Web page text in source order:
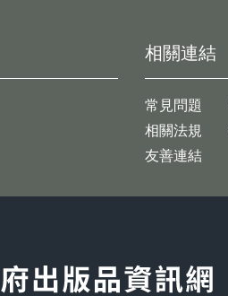
相關連結
常見問題
相關法規
友善連結